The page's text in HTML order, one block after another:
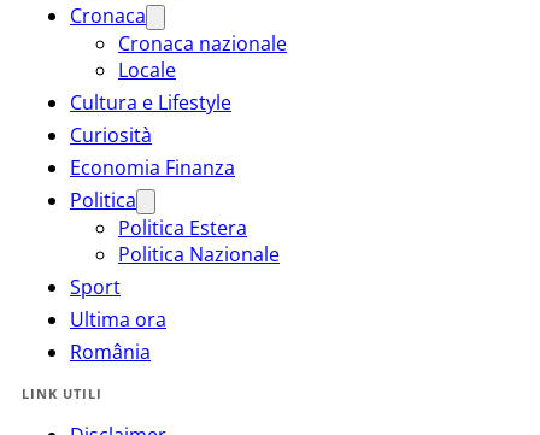
Cronaca
Cronaca nazionale
Locale
Cultura e Lifestyle
Curiosità
Economia Finanza
Politica
Politica Estera
Politica Nazionale
Sport
Ultima ora
România
LINK UTILI